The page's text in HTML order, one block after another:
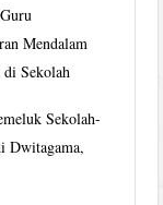
Mendalam
Sekolah
Sekolah-
Dwitagama,